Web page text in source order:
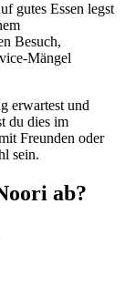
gutes Essen legst
Besuch,
Mängel
erwartest und
du dies im
Freunden oder
sein.
ab?